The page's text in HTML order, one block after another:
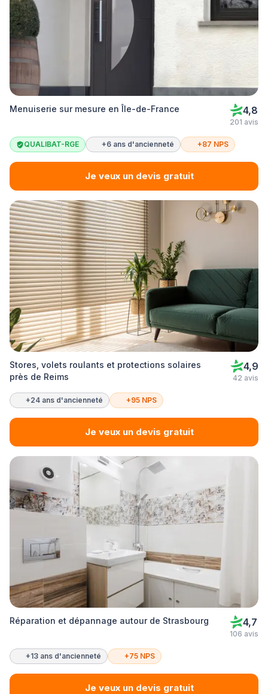
Menuiserie sur mesure en Île-de-France 4,8
201 avis
QUALIBAT-RGE +6 ans d'ancienneté +87 NPS
Je veux un devis gratuit
Stores, volets roulants et protections solaires
près de Reims
4,9
42 avis
+24 ans d'ancienneté +95 NPS
Je veux un devis gratuit
Réparation et dépannage autour de Strasbourg 4,7
106 avis
+13 ans d'ancienneté +75 NPS
Je veux un devis gratuit